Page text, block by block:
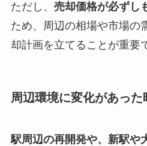
ただし、 売却価格が必ずし
ため、周辺の相場や市場の
却計画を立てることが重要
周辺環境に変化があった
駅周辺の再開発や、新駅や